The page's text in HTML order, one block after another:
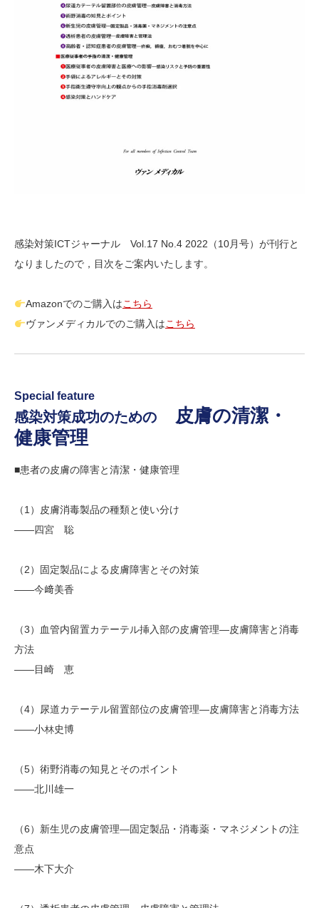
感染対策ICTジャーナル Vol.17 No.4 2022（10月号）が刊行と
なりましたので，目次をご案内いたします。
Amazonでのご購入はこちら
ヴァンメディカルでのご購入はこちら
Special feature
感染対策成功のための
皮膚の清潔・
健康管理
■患者の皮膚の障害と清潔・健康管理
（1）皮膚消毒製品の種類と使い分け
――四宮 聡
（2）固定製品による皮膚障害とその対策
――今﨑美香
（3）血管内留置カテーテル挿入部の皮膚管理―皮膚障害と消毒
方法
――目崎 恵
（4）尿道カテーテル留置部位の皮膚管理―皮膚障害と消毒方法
――小林史博
（5）術野消毒の知見とそのポイント
――北川雄一
（6）新生児の皮膚管理―固定製品・消毒薬・マネジメントの注
意点
――木下大介